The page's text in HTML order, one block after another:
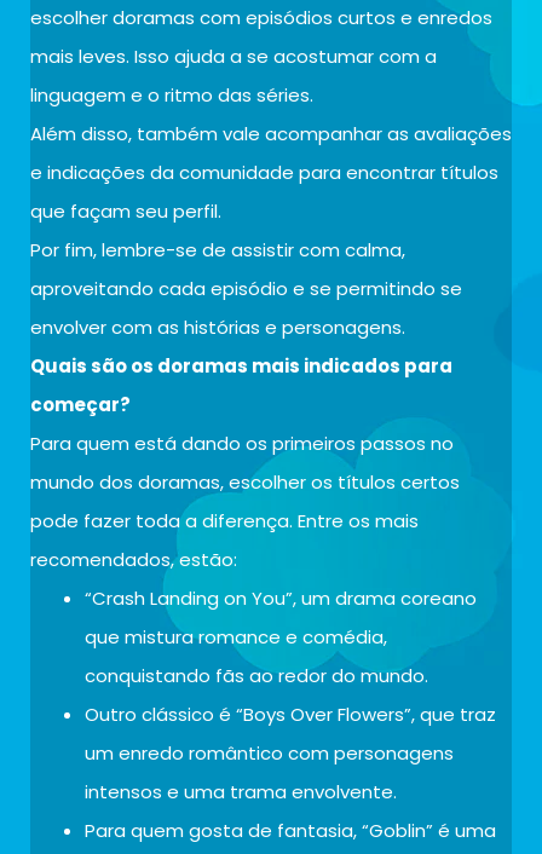
escolher doramas com episódios curtos e enredos
mais leves. Isso ajuda a se acostumar com a
linguagem e o ritmo das séries.
Além disso, também vale acompanhar as avaliações
e indicações da comunidade para encontrar títulos
que façam seu perfil.
Por fim, lembre-se de assistir com calma,
aproveitando cada episódio e se permitindo se
envolver com as histórias e personagens.
Quais são os doramas mais indicados para
começar?
Para quem está dando os primeiros passos no
mundo dos doramas, escolher os títulos certos
pode fazer toda a diferença. Entre os mais
recomendados, estão:
“Crash Landing on You”, um drama coreano
que mistura romance e comédia,
conquistando fãs ao redor do mundo.
Outro clássico é “Boys Over Flowers”, que traz
um enredo romântico com personagens
intensos e uma trama envolvente.
Para quem gosta de fantasia, “Goblin” é uma